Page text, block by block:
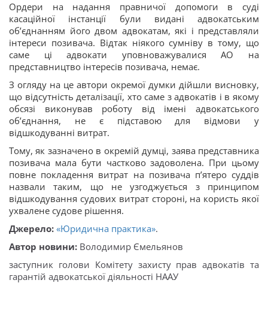
Ордери на надання правничої допомоги в суді
касаційної інстанції були видані адвокатським
об’єднанням його двом адвокатам, які і представляли
інтереси позивача. Відтак ніякого сумніву в тому, що
саме ці адвокати уповноважувалися АО на
представництво інтересів позивача, немає.
З огляду на це автори окремої думки дійшли висновку,
що відсутність деталізації, хто саме з адвокатів і в якому
обсязі виконував роботу від імені адвокатського
об’єднання, не є підставою для відмови у
відшкодуванні витрат.
Тому, як зазначено в окремій думці, заява представника
позивача мала бути частково задоволена. При цьому
повне покладення витрат на позивача п’ятеро суддів
назвали таким, що не узгоджується з принципом
відшкодування судових витрат стороні, на користь якої
ухвалене судове рішення.
Джерело: «Юридична практика».
Автор новини: Володимир Ємельянов
заступник голови Комітету захисту прав адвокатів та
гарантій адвокатської діяльності НААУ